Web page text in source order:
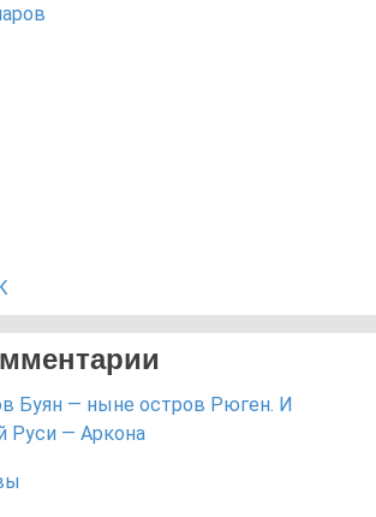
Буян — ныне остров Рюген. И
Руси — Аркона